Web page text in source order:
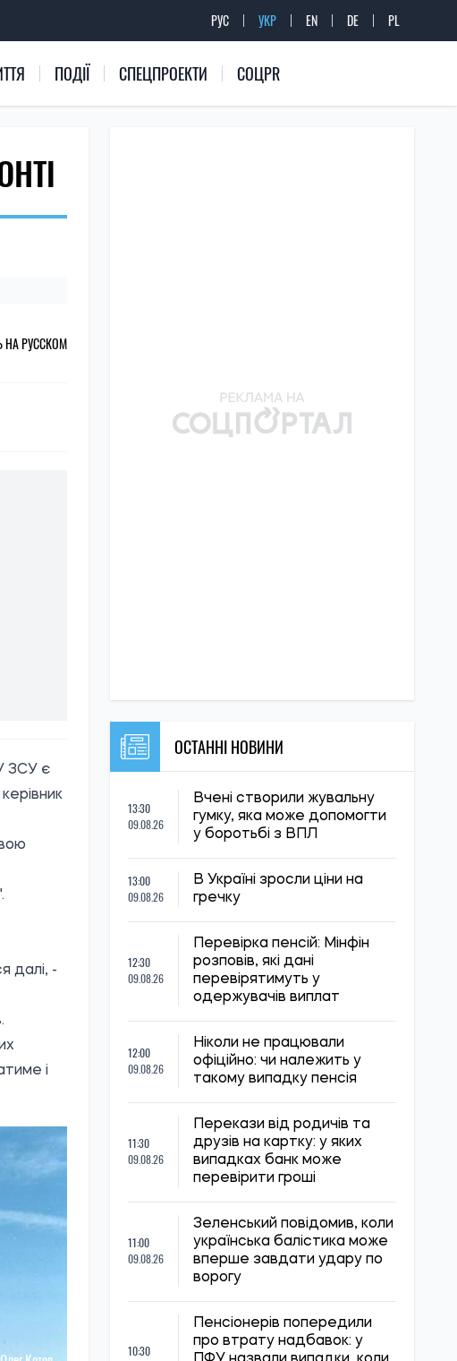
РУС УКР EN DE PL
ПОДІЇ СПЕЦПРОЕКТИ СОЦPR
НА РУССКОМ
ЗСУ є
далі, -
і
ОСТАННІ НОВИНИ
13:30
09.08.26
Вчені створили жувальну
гумку, яка може допомогти
у боротьбі з ВПЛ
13:00
09.08.26
В Україні зросли ціни на
гречку
12:30
09.08.26
Перевірка пенсій: Мінфін
розповів, які дані
перевірятимуть у
одержувачів виплат
12:00
09.08.26
Ніколи не працювали
офіційно: чи належить у
такому випадку пенсія
11:30
09.08.26
Перекази від родичів та
друзів на картку: у яких
випадках банк може
перевірити гроші
11:00
09.08.26
Зеленський повідомив, коли
українська балістика може
вперше завдати удару по
ворогу
10:30
Пенсіонерів попередили
про втрату надбавок: у